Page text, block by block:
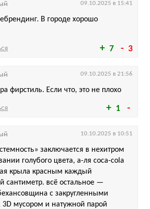
7 3
В городе хорошо
09.10.2025 в 15:41
1
фирстиль. Если что, это не плохо
09.10.2025 в 21:56
заключается в нехитром
голубого цвета, а-ля coca-cola
крыла красным каждый
сантиметр. всё остальное —
с закругленными
мусором и натужной парой
10.10.2025 в 10:51